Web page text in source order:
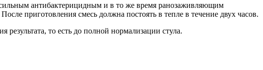
антибактерицидным и в то же время ранозаживляющим
приготовления смесь должна постоять в тепле в течение двух часов.
то есть до полной нормализации стула.